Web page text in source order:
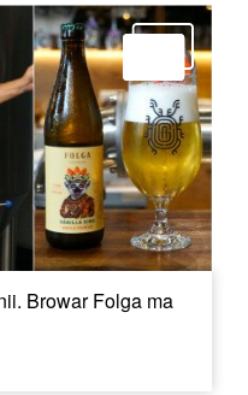
Browar Folga ma